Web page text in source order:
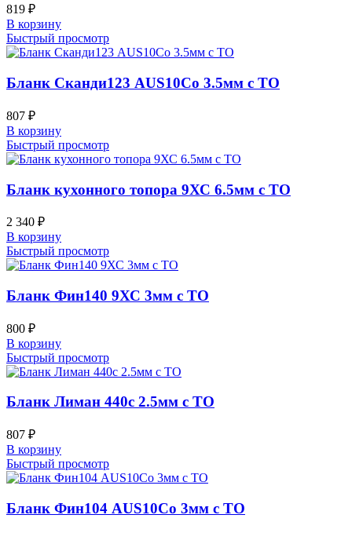
819 ₽
В корзину
Быстрый просмотр
Бланк Сканди123 AUS10Co 3.5мм с ТО
807 ₽
В корзину
Быстрый просмотр
Бланк кухонного топора 9ХС 6.5мм с ТО
2 340 ₽
В корзину
Быстрый просмотр
Бланк Фин140 9ХС 3мм с ТО
800 ₽
В корзину
Быстрый просмотр
Бланк Лиман 440c 2.5мм с ТО
807 ₽
В корзину
Быстрый просмотр
Бланк Фин104 AUS10Co 3мм с ТО